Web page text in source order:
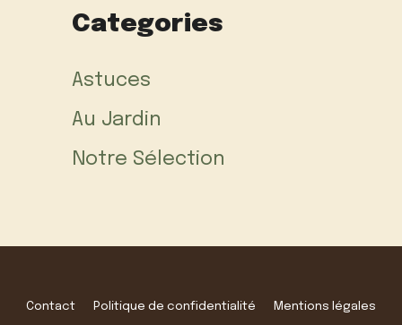
Categories
Astuces
Au Jardin
Notre Sélection
Contact Politique de confidentialité Mentions légales